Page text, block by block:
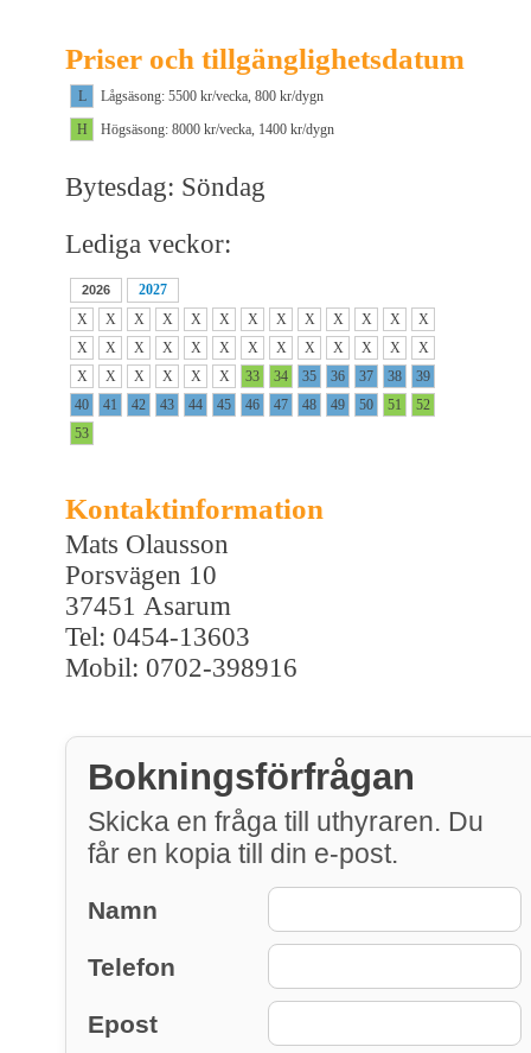
Priser och tillgänglighetsdatum
L
Lågsäsong: 5500 kr/vecka, 800 kr/dygn
H
Högsäsong: 8000 kr/vecka, 1400 kr/dygn
Bytesdag: Söndag
Lediga veckor:
2026
2027
X
X X X X X X X X X X X
X
X
X X X X X X X X X X X
X
X
X X X X X 33 34 35 36 37 38
39
40
41 42 43 44 45 46 47 48 49 50 51
52
53
Kontaktinformation
Mats Olausson
Porsvägen 10
37451 Asarum
Tel: 0454-13603
Mobil: 0702-398916
Bokningsförfrågan
Skicka en fråga till uthyraren. Du
får en kopia till din e-post.
Namn
Telefon
Epost